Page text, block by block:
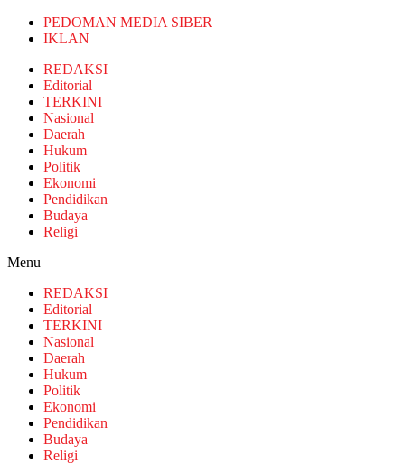
PEDOMAN MEDIA SIBER
IKLAN
REDAKSI
Editorial
TERKINI
Nasional
Daerah
Hukum
Politik
Ekonomi
Pendidikan
Budaya
Religi
Menu
REDAKSI
Editorial
TERKINI
Nasional
Daerah
Hukum
Politik
Ekonomi
Pendidikan
Budaya
Religi